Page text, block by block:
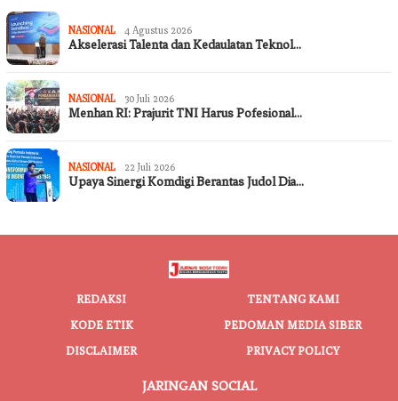
NASIONAL 4 Agustus 2026
Akselerasi Talenta dan Kedaulatan Teknol…
NASIONAL 30 Juli 2026
Menhan RI: Prajurit TNI Harus Pofesional…
NASIONAL 22 Juli 2026
Upaya Sinergi Komdigi Berantas Judol Dia…
REDAKSI
TENTANG KAMI
KODE ETIK
PEDOMAN MEDIA SIBER
DISCLAIMER
PRIVACY POLICY
JARINGAN SOCIAL